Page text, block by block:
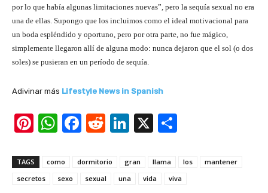
por lo que había algunas limitaciones nuevas”, pero la sequía sexual no era
una de ellas. Supongo que los incluimos como el ideal motivacional para
un boda espléndido y oportuno, pero por otra parte, no fue mágico,
simplemente llegaron allí de alguna modo: nunca dejaron que el sol (o dos
soles) se pusieran en un período de sequía.
Adivinar más Lifestyle News in Spanish
Pi
er
e
W
at
s
F
c
e
R
d
di
Li
k
e
X
ar
e
TAGS como dormitorio gran llama los
mantener
secretos
sexo sexual una vida viva